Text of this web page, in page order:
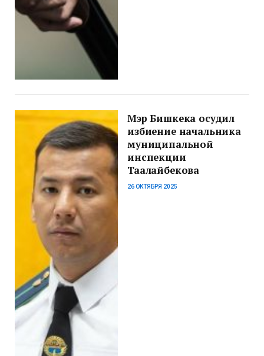
Мэр Бишкека осудил
избиение начальника
муниципальной
инспекции
Таалайбекова
26 ОКТЯБРЯ 2025